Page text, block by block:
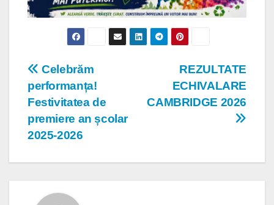
Navigare
în
articole
REZULTATE
ECHIVALARE
CAMBRIDGE 2026
Celebrăm
performanța!
Festivitatea de
premiere an școlar
2025-2026